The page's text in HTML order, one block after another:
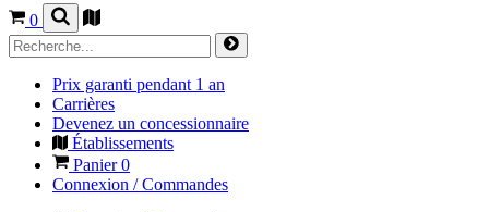
0
Prix garanti pendant 1 an
Carrières
Devenez un concessionnaire
Établissements
Panier0
Connexion / Commandes